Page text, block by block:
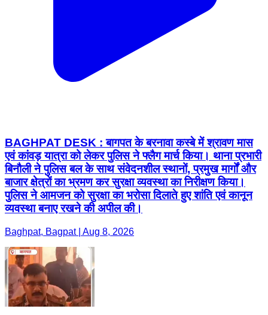
BAGHPAT DESK : बागपत के बरनावा कस्बे में श्रावण मास
एवं कांवड़ यात्रा को लेकर पुलिस ने फ्लैग मार्च किया। थाना प्रभारी
बिनौली ने पुलिस बल के साथ संवेदनशील स्थानों, प्रमुख मार्गों और
बाजार क्षेत्रों का भ्रमण कर सुरक्षा व्यवस्था का निरीक्षण किया।
पुलिस ने आमजन को सुरक्षा का भरोसा दिलाते हुए शांति एवं कानून
व्यवस्था बनाए रखने की अपील की।
Baghpat, Bagpat | Aug 8, 2026